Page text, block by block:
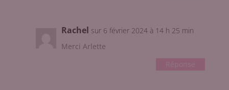
Rachel sur 6 février 2024 à 14 h 25 min
Merci Arlette
Réponse